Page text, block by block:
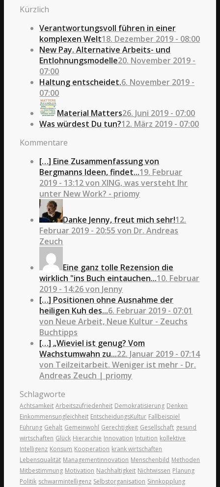
Kürzlich
Verantwortungsvoll führen in einer
komplexen Welt18. Dezember 2019 - 08:00
New Pay. Alternative Arbeits- und
Entlohnungsmodelle20. November 2019 -
07:00
Haltung entscheidet.6. November 2019 -
07:00
Material Matters26. Juni 2019 - 07:00
Was würdest Du tun?12. März 2019 - 07:00
Kommentare
[…] Eine Zusammenfassung von
Bergmanns Ideen, findet...19. Februar
2019 - 13:12 von XING, was versteht Ihr
unter New Work? - priomy
Danke Jenny, freut mich sehr!12.
Februar 2019 - 20:55 von Dr. Andreas
Zeuch
Eine ganz tolle Rezension die
wirklich "ins Buch eintauchen...10. Februar
2019 - 14:26 von Jenny
[…] Positionen ohne Ausnahme der
heiligen Kuh des...6. Februar 2019 - 07:01
von Neue Arbeit, Neue Kultur - Zeuchs
Buchtipps
[…] „Wieviel ist genug? Vom
Wachstumwahn zu...22. Januar 2019 - 07:14
von Teilzeitarbeit. Weniger ist mehr - Dr.
Andreas Zeuch | priomy
Schlagworte
Achtsamkeit Arbeitszufriedenheit Demokratisierung Denken
Einkommensungleichheit EntscheidungsKultur Fallbeispiel
Führung Gehalt Gemeinwohl Gerechtigkeit Gesellschaft gesund
wirtschaften Glück Hierarchie Innovation Intuition kollektive
Intelligenz Konsum Kooperation krank wirtschaften
Lebensqualität Managementinnovation Menschenbild Methoden
Mitbestimmung Motivation Nachhaltigkeit Nichtwissen Planung
Politik schwarmintelligenz Selbstorganisation Sinnkopplung